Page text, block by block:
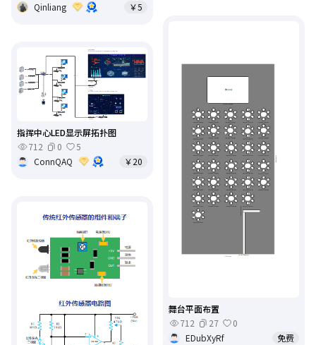
Qinliang
￥5
舞台平面布置
712
27
0
EDubXyRf
免费
指挥中心LED显示屏拓扑图
712
0
5
ConnQAQ
￥20